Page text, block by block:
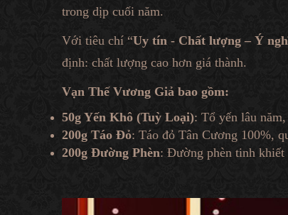
trong dịp cuối năm.
Với tiêu chí “Uy tín - Chất lượng – Ý
định: chất lượng cao hơn giá thành.
Vạn Thế Vương Giả bao gồm:
50g Yến Khô (Tuỳ Loại): Tổ yến lâu
200g Táo Đỏ: Táo đỏ Tân Cương 100%,
200g Đường Phèn: Đường phèn tinh